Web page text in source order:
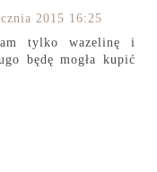
2015 16:25
tylko wazelinę i
będę mogła kupić